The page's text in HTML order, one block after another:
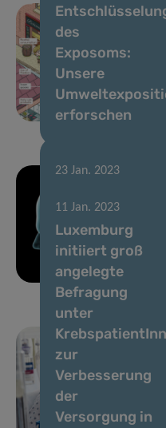
des
Exposoms:
Unsere
erforschen
23 Jan. 2023
Lernen zur
Vorhersage
von Alzheimer
und Parkinson
11 Jan. 2023
Luxemburg
initiiert groß
angelegte
Befragung
unter
zur
Verbesserung
der
Versorgung in